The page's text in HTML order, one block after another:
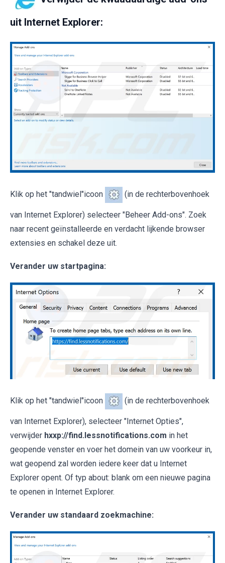
uit Internet Explorer:
Klik op het "tandwiel"icoon (in de rechterbovenhoek
van Internet Explorer) selecteer "Beheer Add-ons". Zoek
naar recent geïnstalleerde en verdacht lijkende browser
extensies en schakel deze uit.
Verander uw startpagina:
Klik op het "tandwiel"icoon (in de rechterbovenhoek
van Internet Explorer), selecteer "Internet Opties",
verwijder hxxp://find.lessnotifications.com in het
geopende venster en voer het domein van uw voorkeur in,
wat geopend zal worden iedere keer dat u Internet
Explorer opent. Of typ about: blank om een nieuwe pagina
te openen in Internet Explorer.
Verander uw standaard zoekmachine: